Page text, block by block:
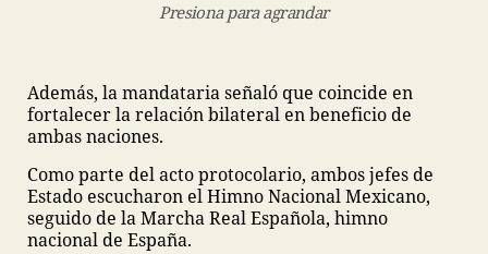
Presiona para agrandar
Además, la mandataria señaló que coincide en
fortalecer la relación bilateral en beneficio de
ambas naciones.
Como parte del acto protocolario, ambos jefes de
Estado escucharon el Himno Nacional Mexicano,
seguido de la Marcha Real Española, himno
nacional de España.